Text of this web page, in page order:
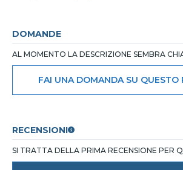
DOMANDE
AL MOMENTO LA DESCRIZIONE SEMBRA
FAI UNA DOMANDA SU QUESTO
RECENSIONI
SI TRATTA DELLA PRIMA RECENSIONE PER